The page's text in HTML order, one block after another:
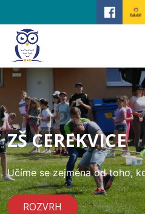
ZŠ CEREKVICE
Učíme se zejména od toho,
ROZVRH